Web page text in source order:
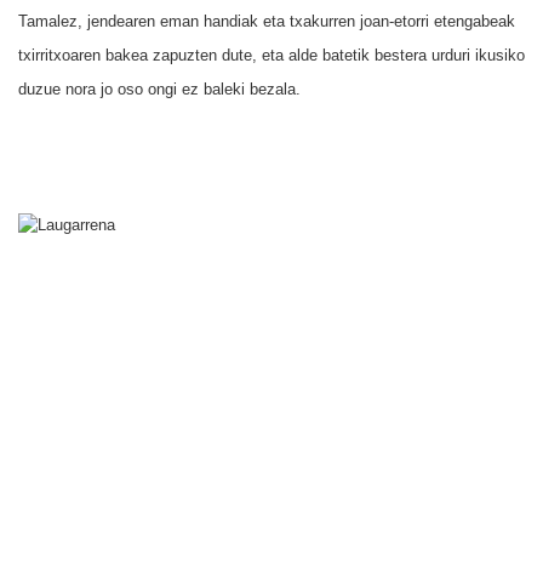
Tamalez, jendearen eman handiak eta txakurren joan-etorri etengabeak
txirritxoaren bakea zapuzten dute, eta alde batetik bestera urduri ikusiko
duzue nora jo oso ongi ez baleki bezala.